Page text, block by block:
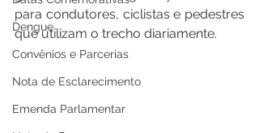
Dengue
Convênios e Parcerias
Nota de Esclarecimento
Emenda Parlamentar
para condutores, ciclistas e pedestres
que utilizam o trecho diariamente.